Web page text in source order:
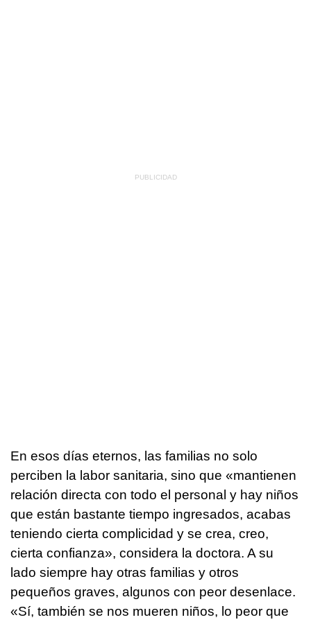
En esos días eternos, las familias no solo
perciben la labor sanitaria, sino que «mantienen
relación directa con todo el personal y hay niños
que están bastante tiempo ingresados, acabas
teniendo cierta complicidad y se crea, creo,
cierta confianza», considera la doctora. A su
lado siempre hay otras familias y otros
pequeños graves, algunos con peor desenlace.
«Sí, también se nos mueren niños, lo peor que